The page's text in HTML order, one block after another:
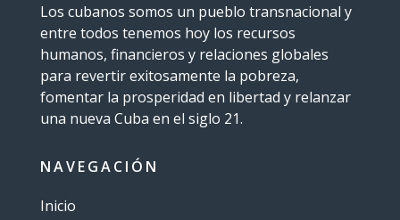
Los cubanos somos un pueblo transnacional y
entre todos tenemos hoy los recursos
humanos, financieros y relaciones globales
para revertir exitosamente la pobreza,
fomentar la prosperidad en libertad y relanzar
una nueva Cuba en el siglo 21.
NAVEGACIÓN
Inicio